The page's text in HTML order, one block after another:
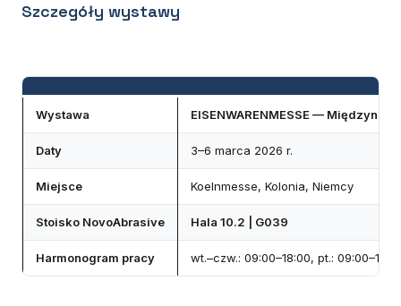
Szczegóły wystawy
Wystawa EISENWARENMESSE —
Daty 3–6 marca 2026 r.
Miejsce Koelnmesse, Kolonia, Niemcy
Stoisko NovoAbrasive Hala 10.2 | G039
Harmonogram pracy wt.–czw.: 09:00–18:00, pt.: